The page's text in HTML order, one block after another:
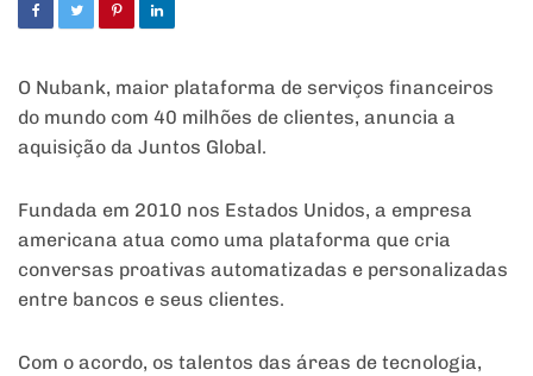
O Nubank, maior plataforma de serviços financeiros
do mundo com 40 milhões de clientes, anuncia a
aquisição da Juntos Global.
Fundada em 2010 nos Estados Unidos, a empresa
americana atua como uma plataforma que cria
conversas proativas automatizadas e personalizadas
entre bancos e seus clientes.
Com o acordo, os talentos das áreas de tecnologia,